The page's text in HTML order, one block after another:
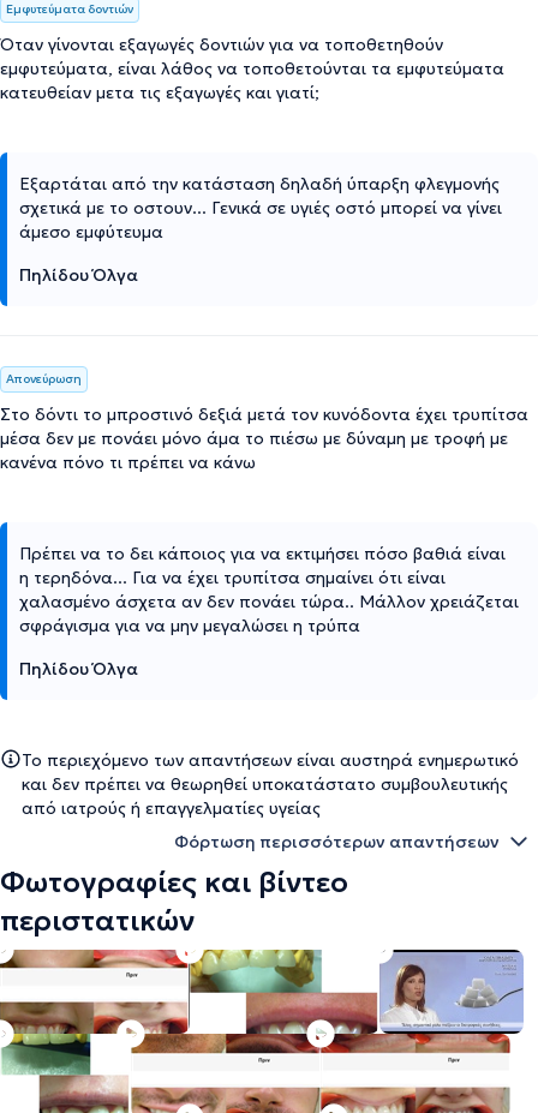
Εμφυτεύματα δοντιών
Όταν γίνονται εξαγωγές δοντιών για να τοποθετηθούν
εμφυτεύματα, είναι λάθος να τοποθετούνται τα εμφυτεύματα
κατευθείαν μετα τις εξαγωγές και γιατί;
Εξαρτάται από την κατάσταση δηλαδή ύπαρξη φλεγμονής
σχετικά με το οστουν... Γενικά σε υγιές οστό μπορεί να γίνει
άμεσο εμφύτευμα
Πηλίδου Όλγα
Απονεύρωση
Στο δόντι το μπροστινό δεξιά μετά τον κυνόδοντα έχει τρυπίτσα
μέσα δεν με πονάει μόνο άμα το πιέσω με δύναμη με τροφή με
κανένα πόνο τι πρέπει να κάνω
Πρέπει να το δει κάποιος για να εκτιμήσει πόσο βαθιά είναι
η τερηδόνα... Για να έχει τρυπίτσα σημαίνει ότι είναι
χαλασμένο άσχετα αν δεν πονάει τώρα.. Μάλλον χρειάζεται
σφράγισμα για να μην μεγαλώσει η τρύπα
Πηλίδου Όλγα
Το περιεχόμενο των απαντήσεων είναι αυστηρά ενημερωτικό
και δεν πρέπει να θεωρηθεί υποκατάστατο συμβουλευτικής
από ιατρούς ή επαγγελματίες υγείας
Φόρτωση περισσότερων απαντήσεων
Φωτογραφίες και βίντεο
περιστατικών